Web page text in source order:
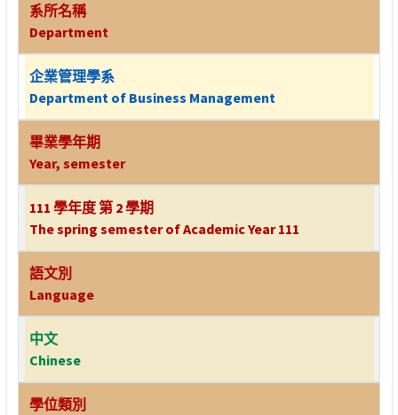
系所名稱
Department
企業管理學系
Department of Business Management
畢業學年期
Year, semester
111 學年度 第 2 學期
The spring semester of Academic Year 111
語文別
Language
中文
Chinese
學位類別